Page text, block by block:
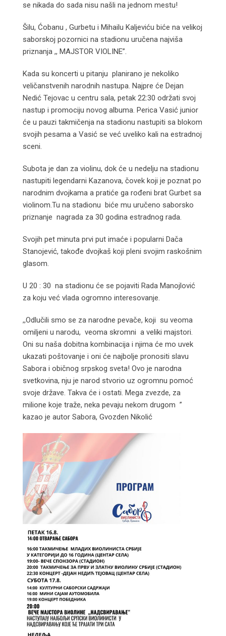
se nikada do sada nisu našli na jednom mestu!
Šilu, Ćobanu , Gurbetu i Mihailu Kaljeviću biće na velikoj
saborskoj pozornici na stadionu uručena najviša
priznanja ,, MAJSTOR VIOLINE”.
Kada su koncerti u pitanju planirano je nekoliko
veličanstvenih narodnih nastupa. Najpre će Dejan
Nedić Tejovac u centru sala, petak 22:30 održati svoj
nastup i promociju novog albuma. Perica Vasić junior
će u pauzi takmičenja na stadionu nastupiti sa blokom
svojih pesama a Vasić se već uveliko kali na estradnoj
sceni.
Subota je dan za violinu, dok će u nedelju na stadionu
nastupiti legendarni Kazanova, čovek koji je poznat po
narodnim dvojkama a pratiće ga rođeni brat Gurbet sa
violinom.Tu na stadionu biće mu uručeno saborsko
priznanje nagrada za 30 godina estradnog rada.
Svojih pet minuta prvi put imaće i popularni Dača
Stanojević, takođe dvojkaš koji pleni svojim raskošnim
glasom.
U 20 : 30 na stadionu će se pojaviti Rada Manojlović
za koju već vlada ogromno interesovanje.
,,Odlučili smo se za narodne pevače, koji su veoma
omiljeni u narodu, veoma skromni a veliki majstori.
Oni su naša dobitna kombinacija i njima će mo uvek
ukazati poštovanje i oni će najbolje pronositi slavu
Sabora i običnog srpskog sveta! Ovo je narodna
svetkovina, nju je narod stvorio uz ogromnu pomoć
svoje države. Takva će i ostati. Mega zvezde, za
milione koje traže, neka pevaju nekom drugom ”
kazao je autor Sabora, Gvozden Nikolić